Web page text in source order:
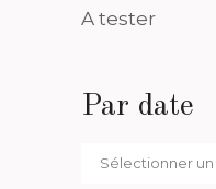
A tester
Par date
Par